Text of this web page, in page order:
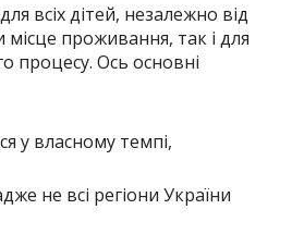
всіх дітей, незалежно від
проживання, так і для
процесу. Ось основні
у власному темпі,
не всі регіони України